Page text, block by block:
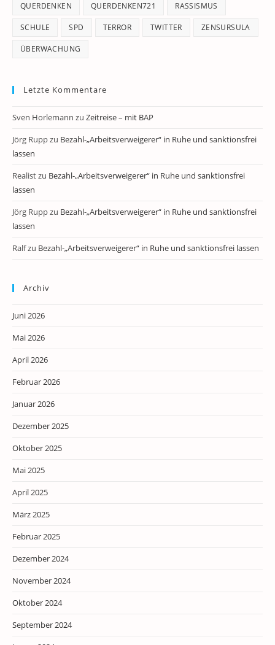
QUERDENKEN QUERDENKEN721 RASSISMUS
SCHULE SPD TERROR TWITTER ZENSURSULA
ÜBERWACHUNG
Letzte Kommentare
Sven Horlemann zu Zeitreise – mit BAP
Jörg Ruppzu Bezahl-„Arbeitsverweigerer“ in Ruhe und sanktionsfrei
lassen
Realistzu Bezahl-„Arbeitsverweigerer“ in Ruhe und sanktionsfrei
lassen
Jörg Ruppzu Bezahl-„Arbeitsverweigerer“ in Ruhe und sanktionsfrei
lassen
Ralfzu Bezahl-„Arbeitsverweigerer“ in Ruhe und sanktionsfrei lassen
Archiv
Juni 2026
Mai 2026
April 2026
Februar 2026
Januar 2026
Dezember 2025
Oktober 2025
Mai 2025
April 2025
März 2025
Februar 2025
Dezember 2024
November 2024
Oktober 2024
September 2024